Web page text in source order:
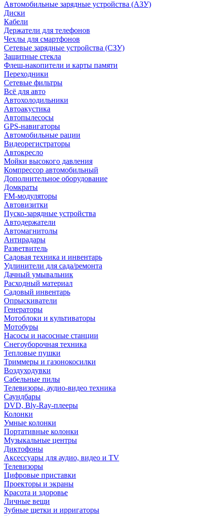
Автомобильные зарядные устройства (АЗУ)
Диски
Кабели
Держатели для телефонов
Чехлы для смартфонов
Сетевые зарядные устройства (СЗУ)
Защитные стекла
Флеш-накопители и карты памяти
Переходники
Сетевые фильтры
Всё для авто
Автохолодильники
Автоакустика
Автопылесосы
GPS-навигаторы
Автомобильные рации
Видеорегистраторы
Автокресло
Мойки высокого давления
Компрессор автомобильный
Дополнительное оборудование
Домкраты
FM-модуляторы
Автовизитки
Пуско-зарядные устройства
Автодержатели
Автомагнитолы
Антирадары
Разветвитель
Садовая техника и инвентарь
Удлинители для сада/ремонта
Дачный умывальник
Расходный материал
Садовый инвентарь
Опрыскиватели
Генераторы
Мотоблоки и культиваторы
Мотобуры
Насосы и насосные станции
Снегоуборочная техника
Тепловые пушки
Триммеры и газонокосилки
Воздуходувки
Сабельные пилы
Телевизоры, аудио-видео техника
Саундбары
DVD, Bly-Ray-плееры
Колонки
Умные колонки
Портативные колонки
Музыкальные центры
Диктофоны
Аксессуары для аудио, видео и TV
Телевизоры
Цифровые приставки
Проекторы и экраны
Красота и здоровье
Личные вещи
Зубные щетки и ирригаторы